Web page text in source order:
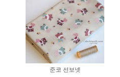
준코 선보넷